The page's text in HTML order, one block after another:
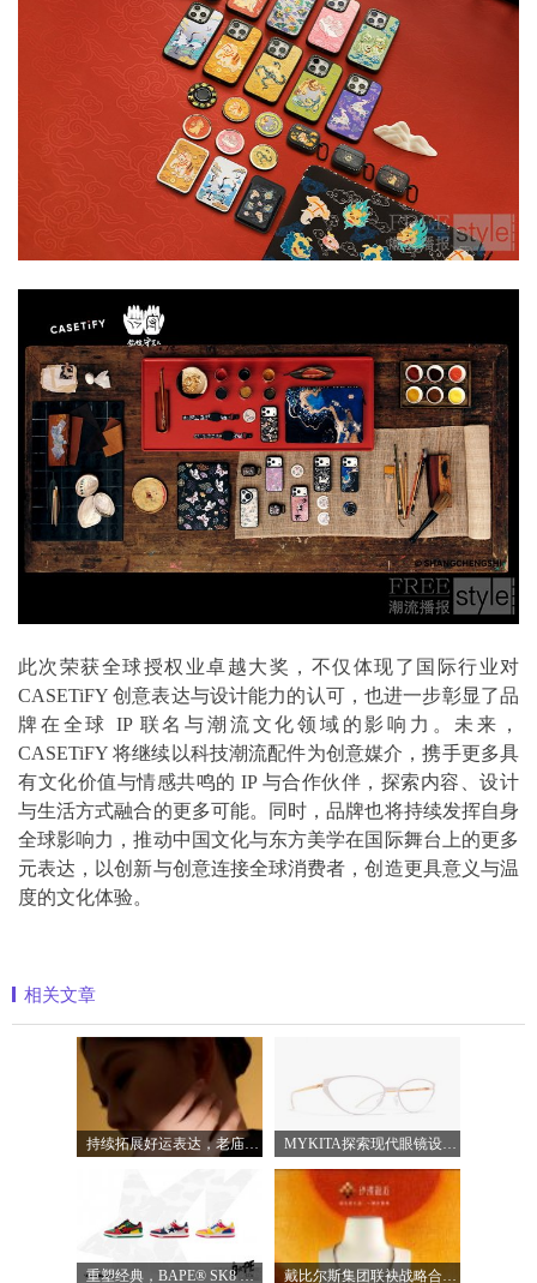
此次荣获全球授权业卓越大奖，不仅体现了国际行业对
CASETiFY 创意表达与设计能力的认可，也进一步彰显了品
牌在全球 IP 联名与潮流文化领域的影响力。未来，
CASETiFY 将继续以科技潮流配件为创意媒介，携手更多具
有文化价值与情感共鸣的 IP 与合作伙伴，探索内容、设计
与生活方式融合的更多可能。同时，品牌也将持续发挥自身
全球影响力，推动中国文化与东方美学在国际舞台上的更多
元表达，以创新与创意连接全球消费者，创造更具意义与温
度的文化体验。
相关文章
持续拓展好运表达，老庙蓄势下半年品牌
重塑经典，BAPE® SK8 STA家庭系列为新一代